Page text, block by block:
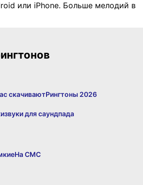
или iPhone. Больше мелодий в
скачиваютРингтоны 2026
звуки для саундпада
На СМС